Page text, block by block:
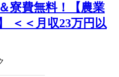
寮費無料！【農業
＜＜月収23万円以